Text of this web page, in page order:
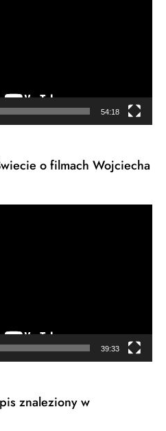
54:18
o filmach Wojciecha
39:33
znaleziony w